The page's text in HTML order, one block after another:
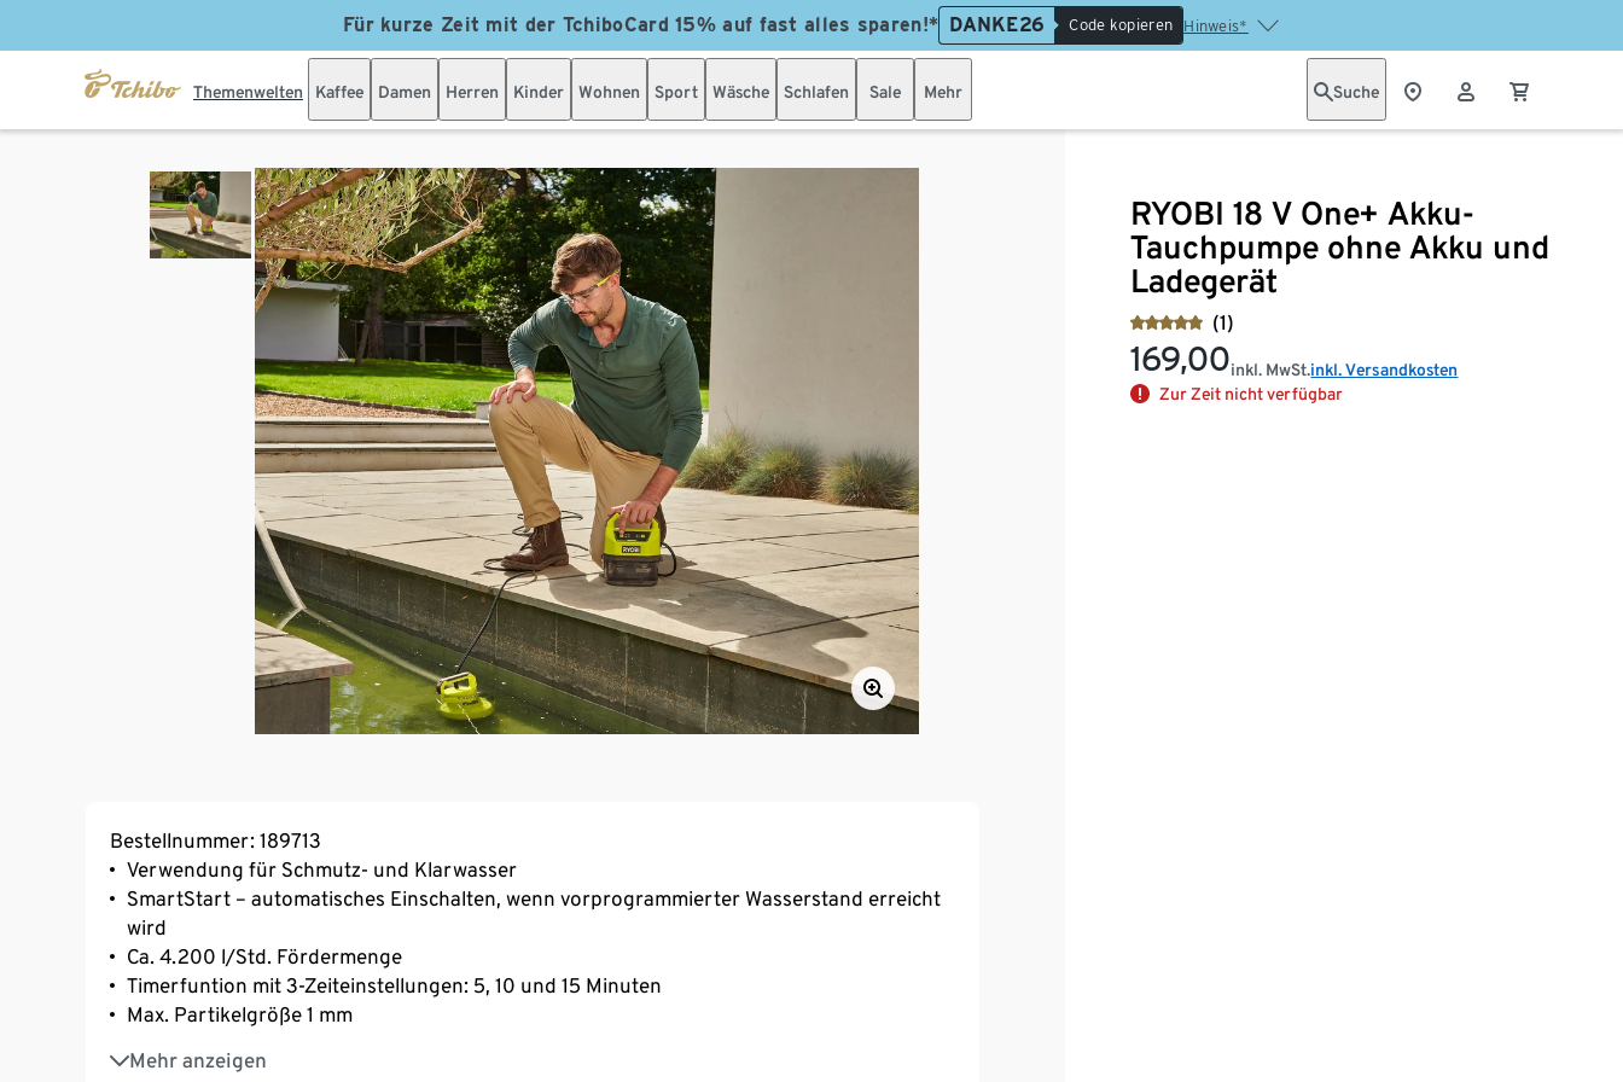
Für kurze Zeit mit der TchiboCard 15% auf fast alles sparen!* DANKE26 Code kopieren Hinweis*
Themenwelten Kaffee Damen Herren Kinder Wohnen Sport Wäsche Schlafen Sale Mehr Suche
RYOBI 18 V One+ Akku-
Tauchpumpe ohne Akku und
Ladegerät
(1)
169,00inkl. MwSt.inkl. Versandkosten
Zur Zeit nicht verfügbar
Bestellnummer: 189713
Verwendung für Schmutz- und Klarwasser
SmartStart – automatisches Einschalten, wenn vorprogrammierter Wasserstand erreicht
wird
Ca. 4.200 l/Std. Fördermenge
Timerfuntion mit 3-Zeiteinstellungen: 5, 10 und 15 Minuten
Max. Partikelgröße 1 mm
Mehr anzeigen
Max. Förderhöhe 8 m
Max. Eintauchtiefe 5 m